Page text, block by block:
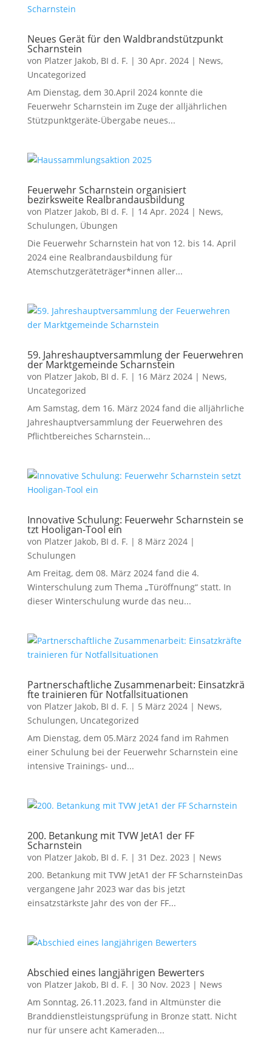
Neues Gerät für den Waldbrandstützpunkt
Scharnstein
von Platzer Jakob, BI d. F. | 30 Apr. 2024| News,
Uncategorized
Am Dienstag, dem 30.April 2024 konnte die
Feuerwehr Scharnstein im Zuge der alljährlichen
Stützpunktgeräte-Übergabe neues...
Feuerwehr Scharnstein organisiert
bezirksweite Realbrandausbildung
von Platzer Jakob, BI d. F. | 14 Apr. 2024| News,
Schulungen, Übungen
Die Feuerwehr Scharnstein hat von 12. bis 14. April
2024 eine Realbrandausbildung für
Atemschutzgeräteträger*innen aller...
59. Jahreshauptversammlung der Feuerwehren
der Marktgemeinde Scharnstein
von Platzer Jakob, BI d. F. | 16 März 2024| News,
Uncategorized
Am Samstag, dem 16. März 2024 fand die alljährliche
Jahreshauptversammlung der Feuerwehren des
Pflichtbereiches Scharnstein...
Innovative Schulung: Feuerwehr Scharnstein se
tzt Hooligan-Tool ein
von Platzer Jakob, BI d. F. | 8 März 2024|
Schulungen
Am Freitag, dem 08. März 2024 fand die 4.
Winterschulung zum Thema „Türöffnung“ statt. In
dieser Winterschulung wurde das neu...
Partnerschaftliche Zusammenarbeit: Einsatzkrä
fte trainieren für Notfallsituationen
von Platzer Jakob, BI d. F. | 5 März 2024| News,
Schulungen, Uncategorized
Am Dienstag, dem 05.März 2024 fand im Rahmen
einer Schulung bei der Feuerwehr Scharnstein eine
intensive Trainings- und...
200. Betankung mit TVW JetA1 der FF
Scharnstein
von Platzer Jakob, BI d. F. | 31 Dez. 2023 | News
200. Betankung mit TVW JetA1 der FF ScharnsteinDas
vergangene Jahr 2023 war das bis jetzt
einsatzstärkste Jahr des von der FF...
Abschied eines langjährigen Bewerters
von Platzer Jakob, BI d. F. | 30 Nov. 2023 | News
Am Sonntag, 26.11.2023, fand in Altmünster die
Branddienstleistungsprüfung in Bronze statt. Nicht
nur für unsere acht Kameraden...